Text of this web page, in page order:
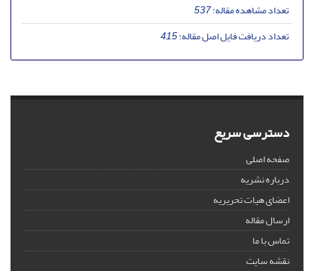
تعداد مشاهده مقاله:537
تعداد دریافت فایل اصل مقاله:415
دسترسی سریع
صفحه اصلی
درباره نشریه
اعضای هیات تحریریه
ارسال مقاله
تماس با ما
نقشه سایت